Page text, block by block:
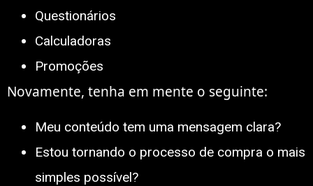
Questionários
Calculadoras
Promoções
Novamente, tenha em mente o seguinte:
Meu conteúdo tem uma mensagem clara?
Estou tornando o processo de compra o mais
simples possível?